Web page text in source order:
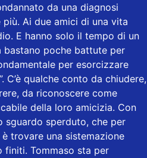
da una diagnosi
Ai due amici di una vita
E hanno solo il tempo di un
bastano poche battute per
per esorcizzare
C’è qualche conto da chiudere,
da riconoscere come
della loro amicizia. Con
sguardo sperduto, che per
trovare una sistemazione
Tommaso sta per